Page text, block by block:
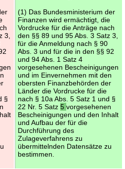
3,
§
(1) Das Bundesministerium der
Finanzen wird ermächtigt, die
Vordrucke für die Anträge nach
den §§ 89 und 95 Abs. 3 Satz 3,
für die Anmeldung nach § 90
Abs. 3 und für die in den §§ 92
und 94 Abs. 1 Satz 4
vorgesehenen Bescheinigungen
und im Einvernehmen mit den
obersten Finanzbehörden der
Länder die Vordrucke für die
nach § 10a Abs. 5 Satz 1 und §
22 Nr. 5 Satz 5 vorgesehenen
Bescheinigungen und den Inhalt
und Aufbau der für die
Durchführung des
Zulageverfahrens zu
übermittelnden Datensätze zu
bestimmen.